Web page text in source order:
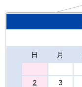
日 月
2
3